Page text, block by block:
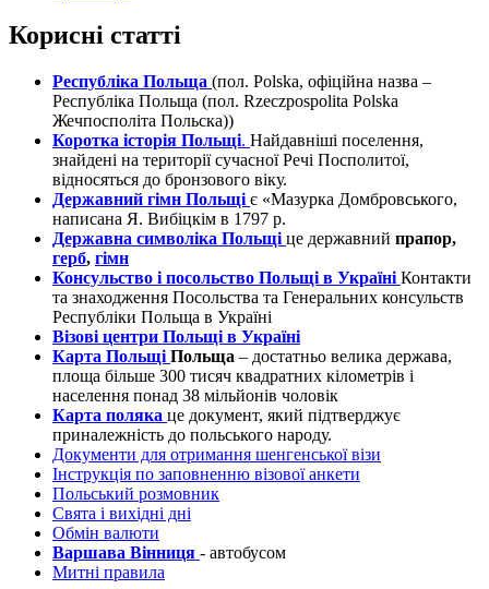
Корисні статті
Республіка Польща (пол. Polska, офіційна назва –
Республіка Польща (пол. Rzeczpospolita Polska
Жечпосполіта Польска))
Коротка історія Польщі. Найдавніші поселення,
знайдені на території сучасної Речі Посполитої,
відносяться до бронзового віку.
Державний гімн Польщі є «Мазурка Домбровського,
написана Я. Вибіцкім в 1797 р.
Державна символіка Польщі це державний прапор,
герб, гімн
Консульство і посольство Польщі в Україні Контакти
та знаходження Посольства та Генеральних консульств
Республіки Польща в Україні
Візові центри Польщі в Україні
Карта Польщі Польща – достатньо велика держава,
площа більше 300 тисяч квадратних кілометрів і
населення понад 38 мільйонів чоловік
Карта поляка це документ, який підтверджує
приналежність до польського народу.
Документи для отримання шенгенської візи
Інструкція по заповненню візової анкети
Польський розмовник
Свята і вихідні дні
Обмін валюти
Варшава Вінниця - автобусом
Митні правила